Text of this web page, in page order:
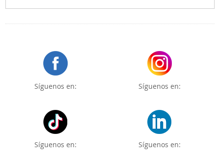
Síguenos en: Síguenos en:
Síguenos en: Síguenos en: